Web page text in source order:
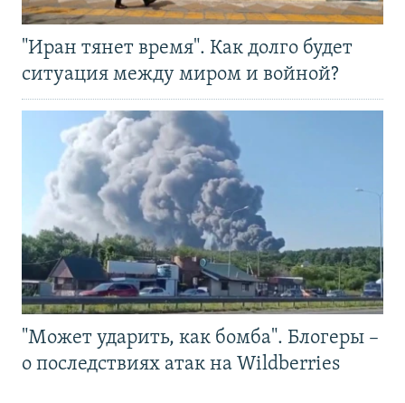
"Иран тянет время". Как долго будет
ситуация между миром и войной?
"Может ударить, как бомба". Блогеры –
о последствиях атак на Wildberries